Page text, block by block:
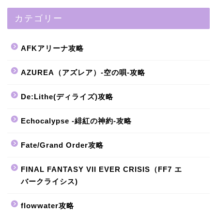
カテゴリー
AFKアリーナ攻略
AZUREA（アズレア）-空の唄-攻略
De:Lithe(ディライズ)攻略
Echocalypse -緋紅の神約-攻略
Fate/Grand Order攻略
FINAL FANTASY VII EVER CRISIS（FF7 エ
バークライシス)
flowwater攻略